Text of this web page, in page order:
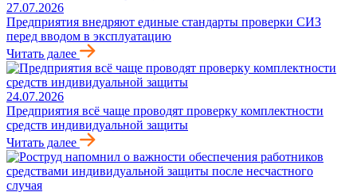
27.07.2026
Предприятия внедряют единые стандарты проверки СИЗ
перед вводом в эксплуатацию
Читать далее
24.07.2026
Предприятия всё чаще проводят проверку комплектности
средств индивидуальной защиты
Читать далее